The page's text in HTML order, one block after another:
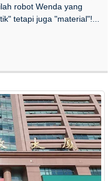
robot Wenda yang
tetapi juga "material"!...